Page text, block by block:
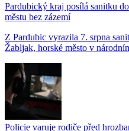
Pardubický kraj posílá sanitku
městu bez zázemí
Z Pardubic vyrazila 7. srpna
Žabljak, horské město v
Policie varuje rodiče před